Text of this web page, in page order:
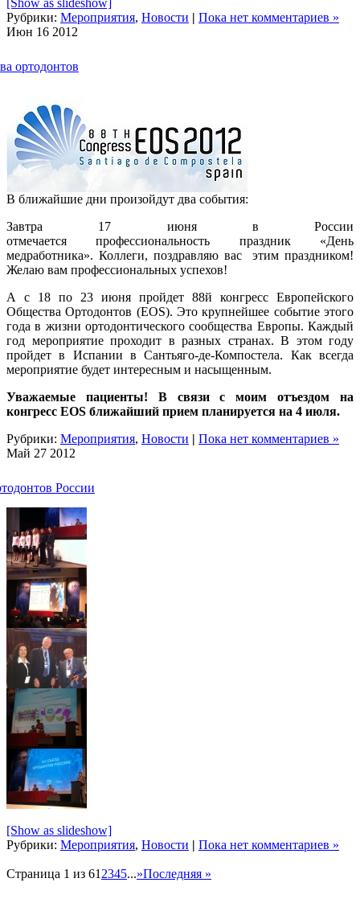
Рубрики: Мероприятия, Новости | Пока нет комментариев »
Июн 16 2012
ортодонтов
В ближайшие дни произойдут два события:
Завтра 17 июня в России
отмечается профессиональность праздник «День
медработника». Коллеги, поздравляю вас этим праздником!
Желаю вам профессиональных успехов!
А с 18 по 23 июня пройдет 88й конгресс Европейского
Общества Ортодонтов (EOS). Это крупнейшее событие этого
года в жизни ортодонтического сообщества Европы. Каждый
год мероприятие проходит в разных странах. В этом году
пройдет в Испании в Сантьяго-де-Компостела. Как всегда
мероприятие будет интересным и насыщенным.
Уважаемые пациенты! В связи с моим отъездом на
конгресс EOS ближайший прием планируется на 4 июля.
Рубрики: Мероприятия, Новости | Пока нет комментариев »
Май 27 2012
России
[Show as slideshow]
Рубрики: Мероприятия, Новости | Пока нет комментариев »
Страница 1 из 61 2345...»Последняя »